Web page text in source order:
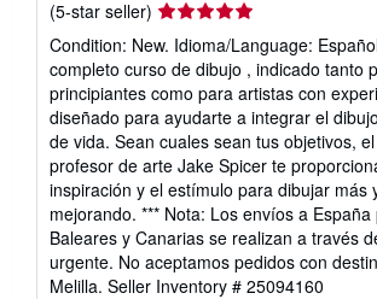
(5-star seller) Seller
rating
5
out
of
5
stars
Condition: New. Idioma/Language:
completo curso de dibujo , indicado tanto
principiantes como para artistas con
diseñado para ayudarte a integrar el
de vida. Sean cuales sean tus objetivos,
profesor de arte Jake Spicer te
inspiración y el estímulo para dibujar más
mejorando. *** Nota: Los envíos a España
Baleares y Canarias se realizan a través
urgente. No aceptamos pedidos con
Melilla. Seller Inventory # 25094160